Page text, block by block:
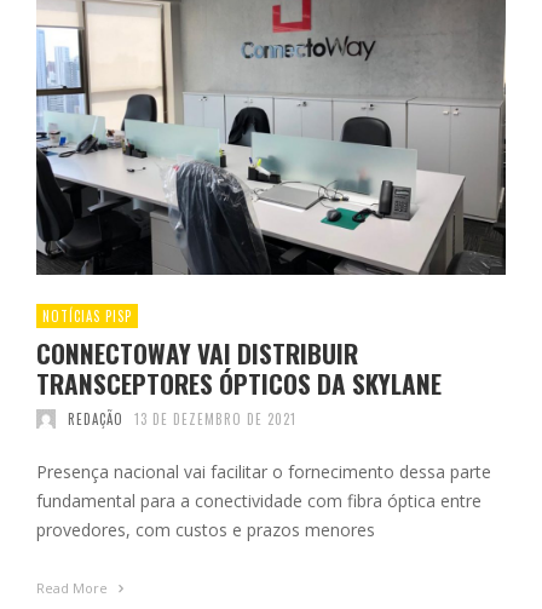
NOTÍCIAS PISP
CONNECTOWAY VAI DISTRIBUIR
TRANSCEPTORES ÓPTICOS DA SKYLANE
REDAÇÃO 13 DE DEZEMBRO DE 2021
Presença nacional vai facilitar o fornecimento dessa parte
fundamental para a conectividade com fibra óptica entre
provedores, com custos e prazos menores
Read More